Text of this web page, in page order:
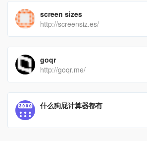
screen sizes
http://screensiz.es/
goqr
http://goqr.me/
什么狗屁计算器都有